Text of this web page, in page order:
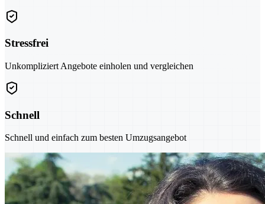
Stressfrei
Unkompliziert Angebote einholen und vergleichen
Schnell
Schnell und einfach zum besten Umzugsangebot